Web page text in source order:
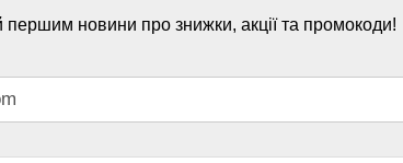
першим новини про знижки, акції та промокоди!